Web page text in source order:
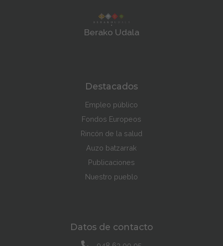
Berako Udala
Destacados
Empleo público
Fondos Europeos
Rincón de la salud
Auzo batzarrak
Publicaciones
Nuestro pueblo
Datos de contacto